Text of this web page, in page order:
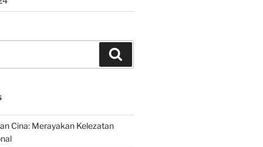
Cina: Merayakan Kelezatan